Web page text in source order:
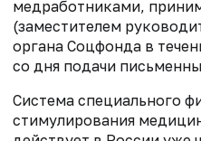
медработниками,
(заместителем
органа Соцфонда в
со дня подачи
Система специального
стимулирования